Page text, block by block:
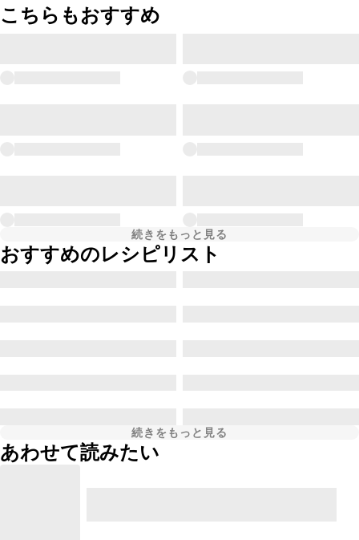
こちらもおすすめ
続きをもっと見る
おすすめのレシピリスト
続きをもっと見る
あわせて読みたい